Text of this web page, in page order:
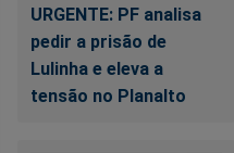
URGENTE: PF analisa
pedir a prisão de
Lulinha e eleva a
tensão no Planalto